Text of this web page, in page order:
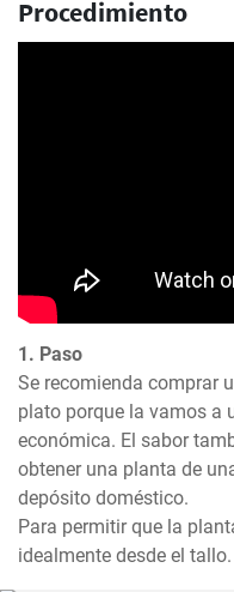
Procedimiento
1. Paso
Se recomienda comprar
plato porque la vamos a
económica. El sabor
obtener una planta de
depósito doméstico.
Para permitir que la
idealmente desde el tallo.